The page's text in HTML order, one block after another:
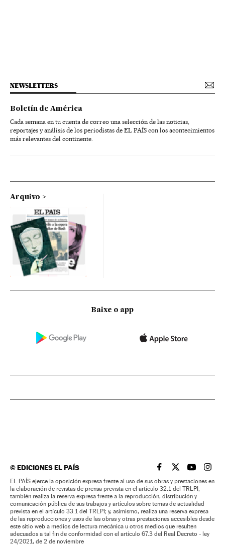
NEWSLETTERS
Boletín de América
Cada semana en tu cuenta de correo una selección de las noticias,
reportajes y análisis de los periodistas de EL PAÍS con los acontecimientos
más relevantes del continente.
Arquivo
Baixe o app
©EDICIONES EL PAÍS EL PAÍS BRASIL EN
EL PAÍSEL PAÍS
EL
EL PAÍS ejerce la oposición expresa frente al uso de sus obras y prestaciones en
la elaboración de revistas de prensa prevista en el artículo 32.1 del TRLPI;
también realiza la reserva expresa frente a la reproducción, distribución y
comunicación pública de sus trabajos y artículos sobre temas de actualidad
prevista en el artículo 33.1 del TRLPI; y, asimismo, realiza una reserva expresa
de las reproducciones y usos de las obras y otras prestaciones accesibles desde
este sitio web a medios de lectura mecánica u otros medios que resulten
adecuados a tal fin de conformidad con el artículo 67.3 del Real Decreto - ley
24/2021, de 2 de noviembre